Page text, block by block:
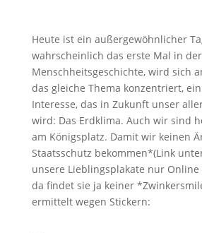
Heute ist ein außergewöhnlicher
wahrscheinlich das erste Mal in der
Menschheitsgeschichte, wird sich
das gleiche Thema konzentriert,
Interesse, das in Zukunft unser
wird: Das Erdklima. Auch wir sind
am Königsplatz. Damit wir keinen
Staatsschutz bekommen*(Link
unsere Lieblingsplakate nur
da findet sie ja keiner
ermittelt wegen Stickern: